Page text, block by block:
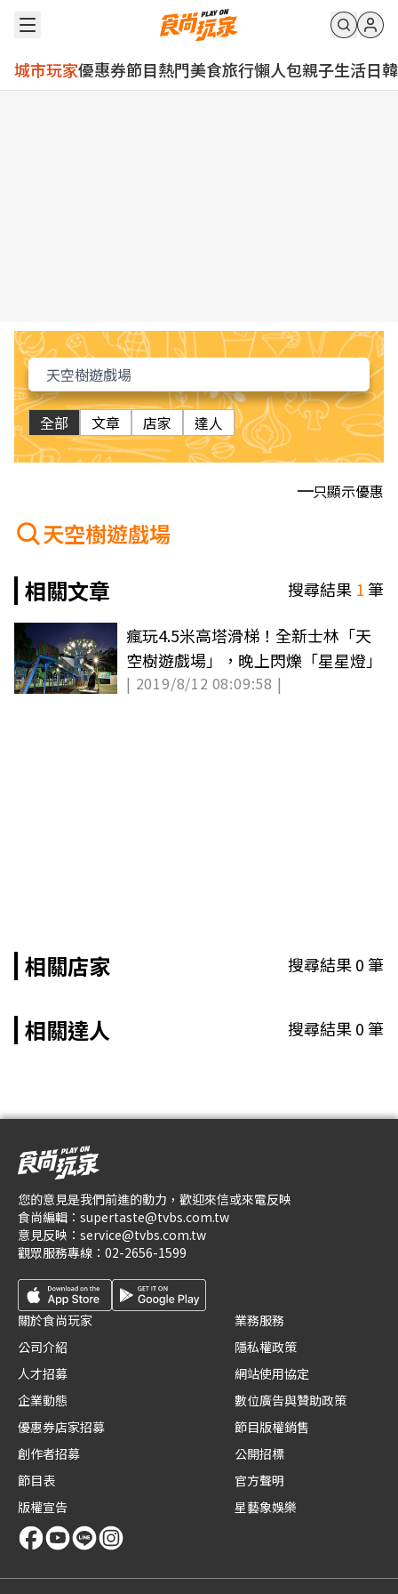
城市玩家優惠券節目熱門美食旅行懶人包親子生活日韓
全部 文章 店家 達人
只顯示優惠
天空樹遊戲場
相關文章
搜尋結果 1筆
瘋玩4.5米高塔滑梯！全新士林「天
空樹遊戲場」，晚上閃爍「星星燈」
| 2019/8/12 08:09:58 |
相關店家 搜尋結果0筆
相關達人 搜尋結果0筆
您的意見是我們前進的動力，歡迎來信或來電反映
食尚編輯： supertaste@tvbs.com.tw
意見反映： service@tvbs.com.tw
觀眾服務專線： 02-2656-1599
關於食尚玩家
公司介紹
人才招募
企業動態
優惠券店家招募
創作者招募
節目表
版權宣告
業務服務
隱私權政策
網站使用協定
數位廣告與贊助政策
節目版權銷售
公開招標
官方聲明
星藝象娛樂